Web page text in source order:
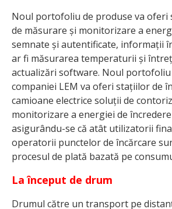
Noul portofoliu de produse va oferi
de măsurare și monitorizare a
semnate și autentificate, informații
ar fi măsurarea temperaturii și
actualizări software. Noul portofoliu
companiei LEM va oferi stațiilor de
camioane electrice soluții de
monitorizare a energiei de
asigurându-se că atât utilizatorii
operatorii punctelor de încărcare
procesul de plată bazată pe
La început de drum
Drumul către un transport pe